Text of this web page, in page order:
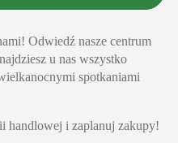
Odwiedź nasze centrum
u nas wszystko
spotkaniami
handlowej i zaplanuj zakupy!